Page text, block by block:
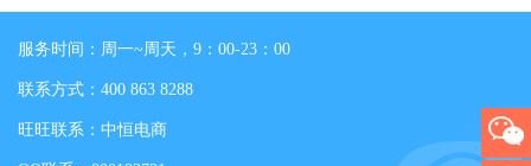
服务时间：周一~周天，9：00-23：00
联系方式：400 863 8288
旺旺联系：中恒电商